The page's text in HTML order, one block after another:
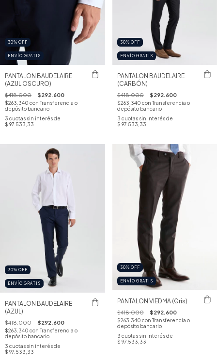
30% OFF
ENVÍO GRATIS
PANTALON BAUDELAIRE
(AZUL OSCURO)
$418.000 $292.600
$263.340 con Transferencia o
depósito bancario
3 cuotas sin interés de
$ 97.533,33
30% OFF
ENVÍO GRATIS
PANTALON BAUDELAIRE
(CARBÓN)
$418.000 $292.600
$263.340 con Transferencia o
depósito bancario
3 cuotas sin interés de
$ 97.533,33
30% OFF
ENVÍO GRATIS
PANTALON BAUDELAIRE
(AZUL)
$418.000 $292.600
$263.340 con Transferencia o
depósito bancario
3 cuotas sin interés de
$ 97.533,33
30% OFF
ENVÍO GRATIS
PANTALON VIEDMA (Gris)
$418.000 $292.600
$263.340 con Transferencia o
depósito bancario
3 cuotas sin interés de
$ 97.533,33